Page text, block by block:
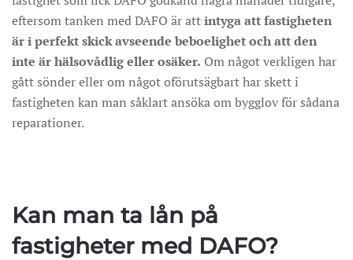
eftersom tanken med DAFO är attintyga att fastigheten
är i perfekt skickavseende beboelighet och att den
inte är hälsovådlig eller osäker. Om något verkligen har
gått sönder eller om något oförutsägbart har skett i
fastigheten kan man såklart ansöka om bygglov för sådana
reparationer.
Kan man ta lån på
fastigheter med DAFO?